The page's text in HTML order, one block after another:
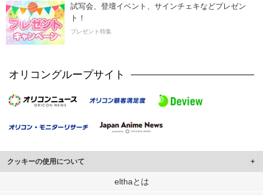
試写会、登壇イベント、サインチェキなどプレゼン
ト！
プレゼント特集
オリコングループサイト
クッキーの使用について
このサイトでは Cookie を使用して、ユーザーに合わせたコンテンツや広告の
elthaとは